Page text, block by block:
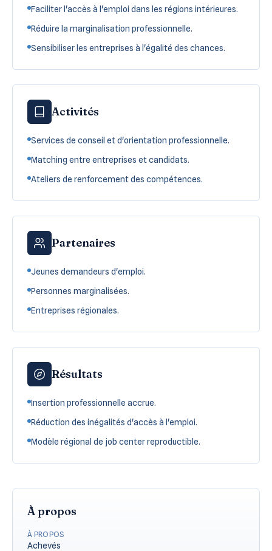
Faciliter l'accès à l'emploi dans les régions intérieures.
Réduire la marginalisation professionnelle.
Sensibiliser les entreprises à l'égalité des chances.
Activités
Services de conseil et d'orientation professionnelle.
Matching entre entreprises et candidats.
Ateliers de renforcement des compétences.
Partenaires
Jeunes demandeurs d'emploi.
Personnes marginalisées.
Entreprises régionales.
Résultats
Insertion professionnelle accrue.
Réduction des inégalités d'accès à l'emploi.
Modèle régional de job center reproductible.
À propos
À PROPOS
Achevés